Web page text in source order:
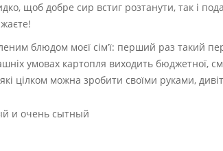
щоб добре сир встиг розтанути, так і
блюдом моєї сім’ї: перший раз такий
умовах картопля виходить бюджетної,
цілком можна зробити своїми руками,